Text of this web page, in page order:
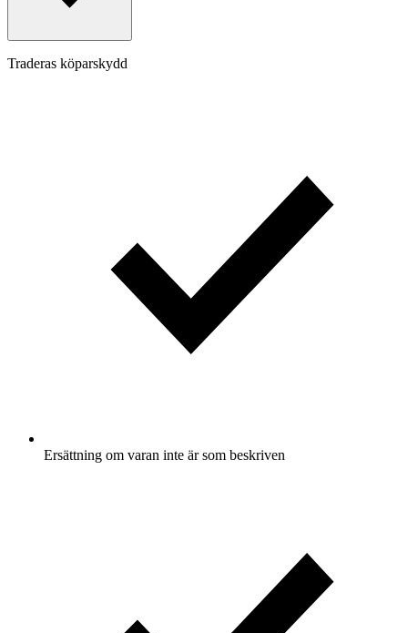
Traderas köparskydd
Ersättning om varan inte är som beskriven